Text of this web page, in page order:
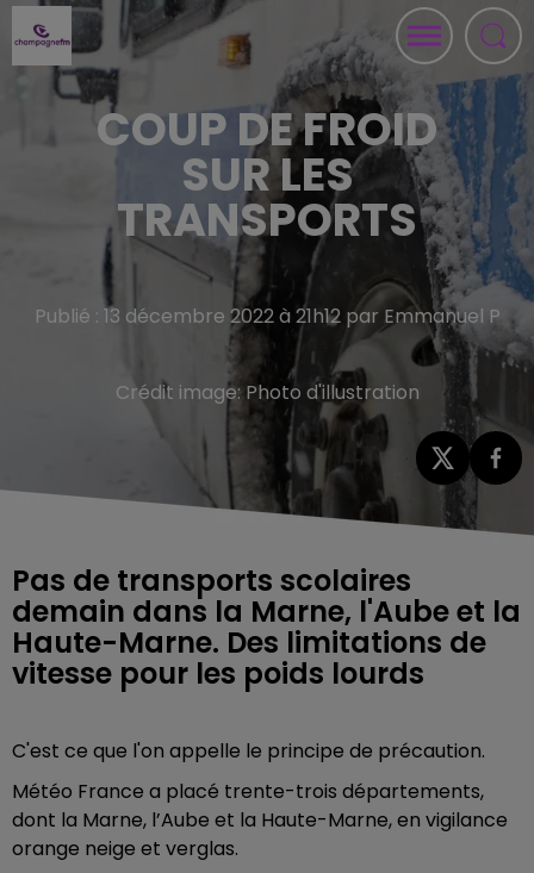
COUP DE FROID
SUR LES
TRANSPORTS
Publié : 13 décembre 2022 à 21h12 par Emmanuel P
Crédit image: Photo d'illustration
Pas de transports scolaires
demain dans la Marne, l'Aube et la
Haute-Marne. Des limitations de
vitesse pour les poids lourds
C'est ce que l'on appelle le principe de précaution.
Météo France a placé trente-trois départements,
dont la Marne, l’Aube et la Haute-Marne, en vigilance
orange neige et verglas.